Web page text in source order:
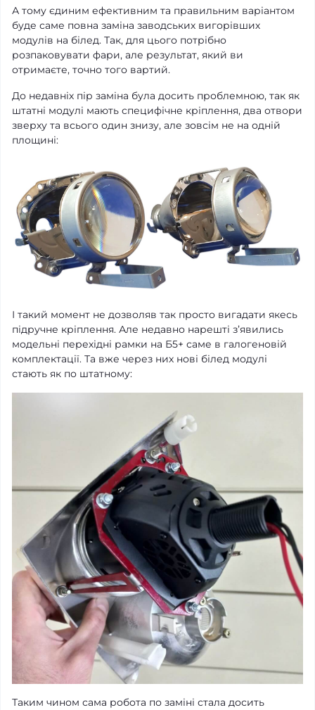
А тому єдиним ефективним та правильним варіантом
буде саме повна заміна заводських вигорівших
модулів на білед. Так, для цього потрібно
розпаковувати фари, але результат, який ви
отримаєте, точно того вартий.
До недавніх пір заміна була досить проблемною, так як
штатні модулі мають специфічне кріплення, два отвори
зверху та всього один знизу, але зовсім не на одній
площині:
І такий момент не дозволяв так просто вигадати якесь
підручне кріплення. Але недавно нарешті зʼявились
модельні перехідні рамки на Б5+ саме в галогеновій
комплектації. Та вже через них нові білед модулі
стають як по штатному:
Таким чином сама робота по заміні стала досить